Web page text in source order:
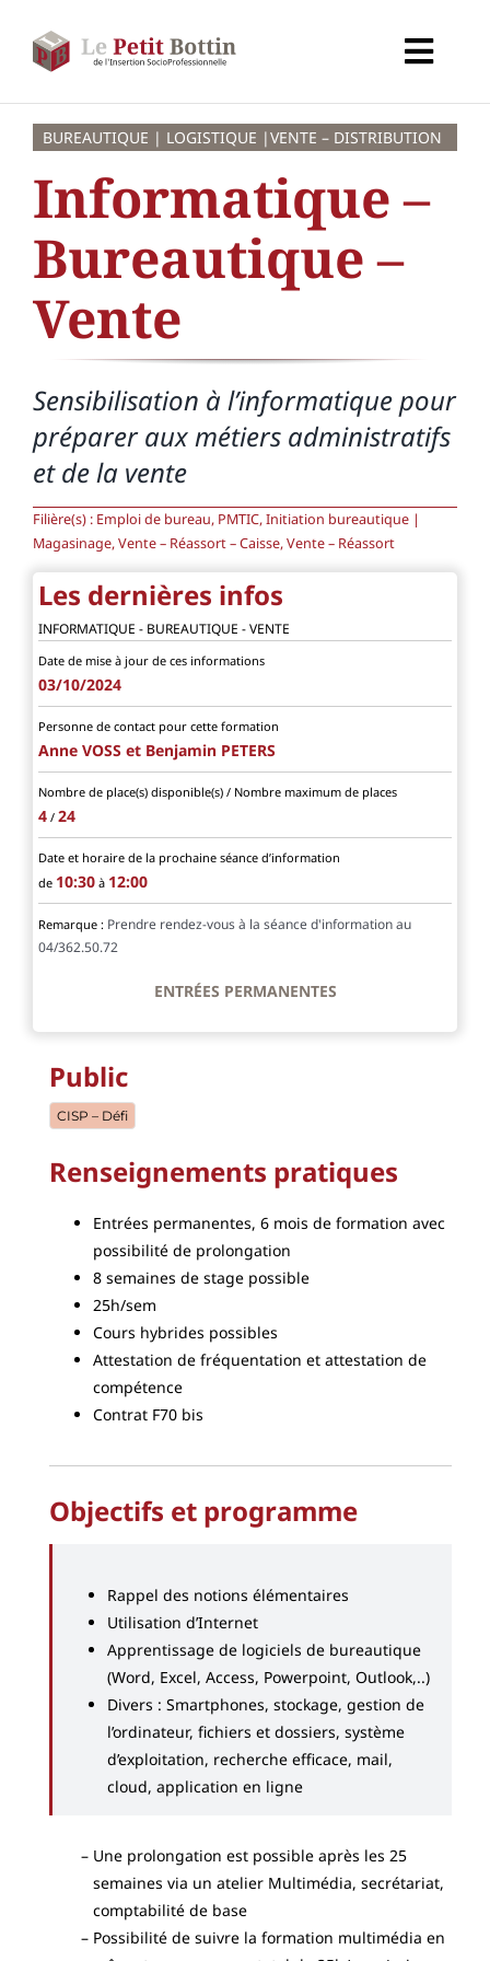
contenu
Types d’organismes
Organismes
Secteurs
Partenaires
À propos de CALIF
BUREAUTIQUE | LOGISTIQUE |VENTE – DISTRIBUTION
Informatique –
Bureautique –
Vente
Sensibilisation à l’informatique pour
préparer aux métiers administratifs
et de la vente
Filière(s) : Emploi de bureau, PMTIC, Initiation bureautique |
Magasinage, Vente – Réassort – Caisse, Vente – Réassort
Les dernières infos
INFORMATIQUE - BUREAUTIQUE - VENTE
Date de mise à jour de ces informations
03/10/2024
Personne de contact pour cette formation
Anne VOSS et Benjamin PETERS
Nombre de place(s) disponible(s) / Nombre maximum de places
4 / 24
Date et horaire de la prochaine séance d’information
de 10:30 à 12:00
Remarque : Prendre rendez-vous à la séance d'information au
04/362.50.72
ENTRÉES PERMANENTES
Public
CISP – Défi
Renseignements pratiques
Entrées permanentes, 6 mois de formation avec
possibilité de prolongation
8 semaines de stage possible
25h/sem
Cours hybrides possibles
Attestation de fréquentation et attestation de
compétence
Contrat F70 bis
Objectifs et programme
Rappel des notions élémentaires
Utilisation d’Internet
Apprentissage de logiciels de bureautique
(Word, Excel, Access, Powerpoint, Outlook,..)
Divers : Smartphones, stockage, gestion de
l’ordinateur, fichiers et dossiers, système
d’exploitation, recherche efficace, mail,
cloud, application en ligne
Une prolongation est possible après les 25
semaines via un atelier Multimédia, secrétariat,
comptabilité de base
Possibilité de suivre la formation multimédia en